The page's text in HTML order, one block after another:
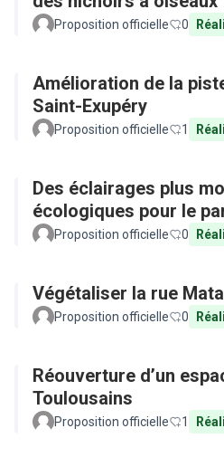
Proposition officielle 0
Amélioration de la
Saint-Exupéry
Proposition officielle 1
Des éclairages plus
écologiques pour le
Proposition officielle 0
Végétaliser la rue
Proposition officielle 0
Réouverture d’un
Toulousains
Proposition officielle 1